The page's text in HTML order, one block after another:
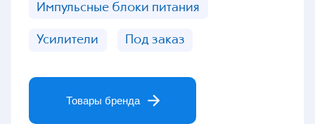
Импульсные блоки питания
Усилители Под заказ
Товары бренда